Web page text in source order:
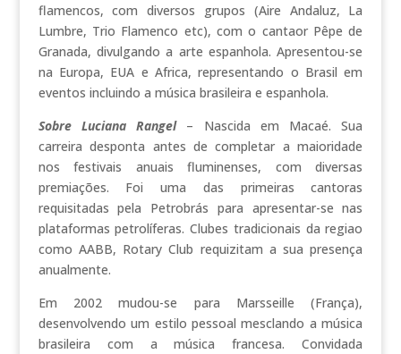
flamencos, com diversos grupos (Aire Andaluz, La
Lumbre, Trio Flamenco etc), com o cantaor Pêpe de
Granada, divulgando a arte espanhola. Apresentou-se
na Europa, EUA e Africa, representando o Brasil em
eventos incluindo a música brasileira e espanhola.
Sobre Luciana Rangel– Nascida em Macaé. Sua
carreira desponta antes de completar a maioridade
nos festivais anuais fluminenses, com diversas
premiações. Foi uma das primeiras cantoras
requisitadas pela Petrobrás para apresentar-se nas
plataformas petrolíferas. Clubes tradicionais da regiao
como AABB, Rotary Club requizitam a sua presença
anualmente.
Em 2002 mudou-se para Marsseille (França),
desenvolvendo um estilo pessoal mesclando a música
brasileira com a música francesa. Convidada